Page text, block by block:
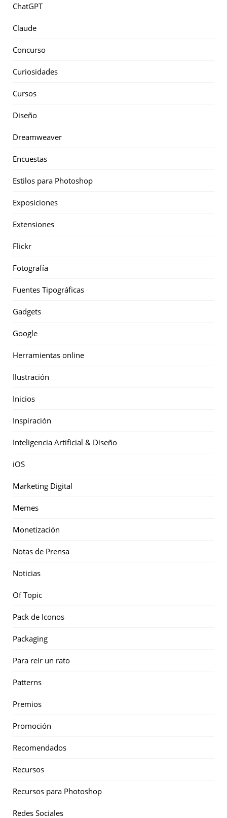
ChatGPT
Claude
Concurso
Curiosidades
Cursos
Diseño
Dreamweaver
Encuestas
Estilos para Photoshop
Exposiciones
Extensiones
Flickr
Fotografía
Fuentes Tipográficas
Gadgets
Google
Herramientas online
Ilustración
Inicios
Inspiración
Inteligencia Artificial & Diseño
iOS
Marketing Digital
Memes
Monetización
Notas de Prensa
Noticias
Of Topic
Pack de Iconos
Packaging
Para reir un rato
Patterns
Premios
Promoción
Recomendados
Recursos
Recursos para Photoshop
Redes Sociales